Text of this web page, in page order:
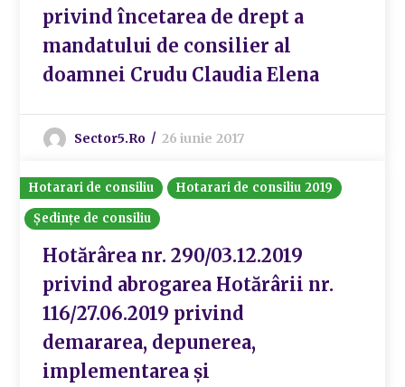
privind încetarea de drept a
mandatului de consilier al
doamnei Crudu Claudia Elena
Sector5.ro 26 iunie 2017
Hotarari de consiliu
Hotarari de consiliu 2019
Ședințe de consiliu
Hotărârea nr. 290/03.12.2019
privind abrogarea Hotărârii nr.
116/27.06.2019 privind
demararea, depunerea,
implementarea și